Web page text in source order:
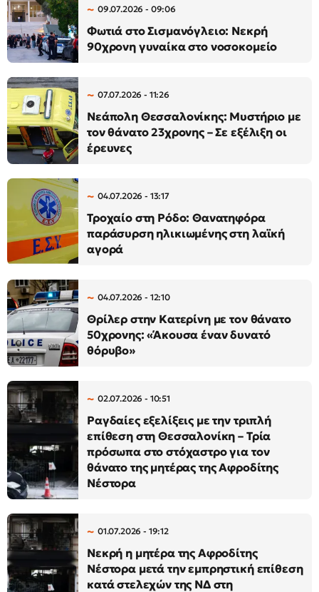
09.07.2026 - 09:06
Φωτιά στο Σισμανόγλειο: Νεκρή
90χρονη γυναίκα στο νοσοκομείο
07.07.2026 - 11:26
Νεάπολη Θεσσαλονίκης: Μυστήριο με
τον θάνατο 23χρονης – Σε εξέλιξη οι
έρευνες
04.07.2026 - 13:17
Τροχαίο στη Ρόδο: Θανατηφόρα
παράσυρση ηλικιωμένης στη λαϊκή
αγορά
04.07.2026 - 12:10
Θρίλερ στην Κατερίνη με τον θάνατο
50χρονης: «Άκουσα έναν δυνατό
θόρυβο»
02.07.2026 - 10:51
Ραγδαίες εξελίξεις με την τριπλή
επίθεση στη Θεσσαλονίκη – Τρία
πρόσωπα στο στόχαστρο για τον
θάνατο της μητέρας της Αφροδίτης
Νέστορα
01.07.2026 - 19:12
Νεκρή η μητέρα της Αφροδίτης
Νέστορα μετά την εμπρηστική επίθεση
κατά στελεχών της ΝΔ στη